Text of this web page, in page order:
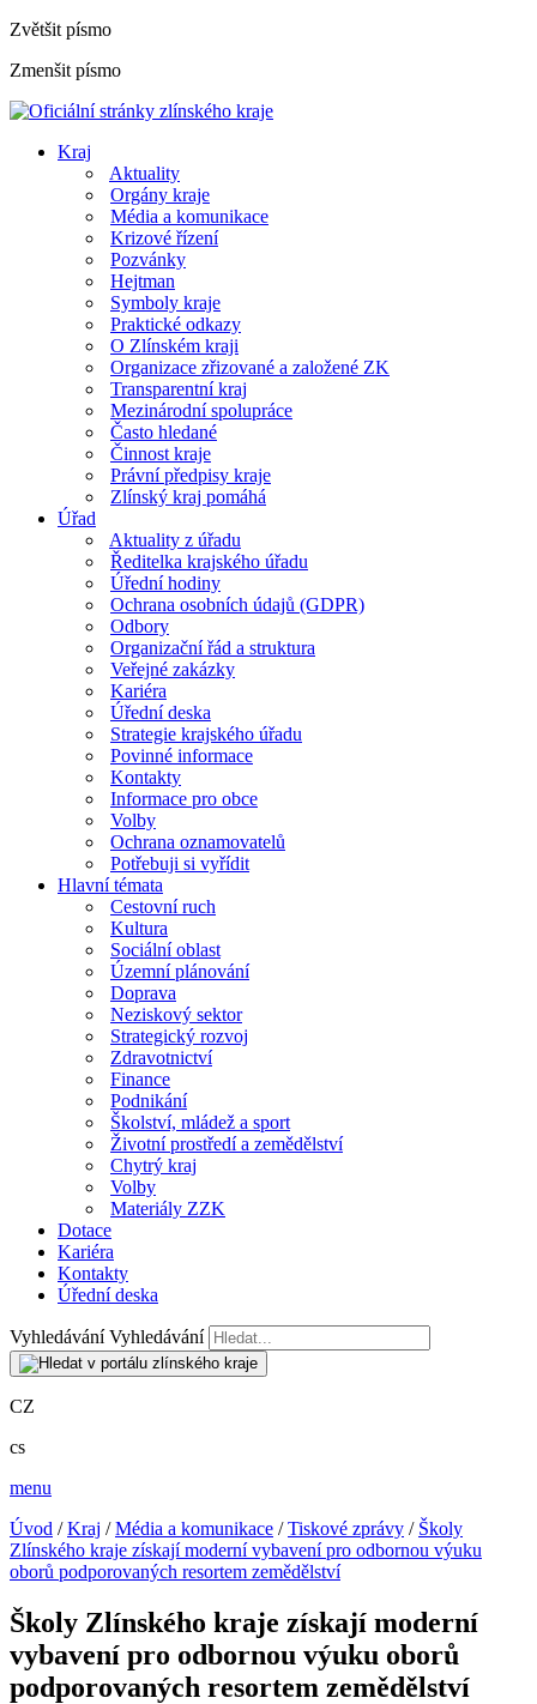
Zvětšit písmo
Zmenšit písmo
Kraj
Aktuality
Orgány kraje
Média a komunikace
Krizové řízení
Pozvánky
Hejtman
Symboly kraje
Praktické odkazy
O Zlínském kraji
Organizace zřizované a založené ZK
Transparentní kraj
Mezinárodní spolupráce
Často hledané
Činnost kraje
Právní předpisy kraje
Zlínský kraj pomáhá
Úřad
Aktuality z úřadu
Ředitelka krajského úřadu
Úřední hodiny
Ochrana osobních údajů (GDPR)
Odbory
Organizační řád a struktura
Veřejné zakázky
Kariéra
Úřední deska
Strategie krajského úřadu
Povinné informace
Kontakty
Informace pro obce
Volby
Ochrana oznamovatelů
Potřebuji si vyřídit
Hlavní témata
Cestovní ruch
Kultura
Sociální oblast
Územní plánování
Doprava
Neziskový sektor
Strategický rozvoj
Zdravotnictví
Finance
Podnikání
Školství, mládež a sport
Životní prostředí a zemědělství
Chytrý kraj
Volby
Materiály ZZK
Dotace
Kariéra
Kontakty
Úřední deska
Vyhledávání Vyhledávání
CZ
cs
menu
Úvod /Kraj /Média a komunikace /Tiskové zprávy / Školy
Zlínského kraje získají moderní vybavení pro odbornou výuku
oborů podporovaných resortem zemědělství
Školy Zlínského kraje získají moderní
vybavení pro odbornou výuku oborů
podporovaných resortem zemědělství